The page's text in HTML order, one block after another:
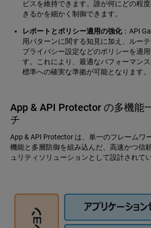
ビスを維持できます。誰が何にどの程
きるかを細かく制御できます。
レポートとポリシー適用の強化：API
用パターンに関する知見に加え、ルー
プライバシー設定などのポリシーを適
す。これにより、最適なパフォーマン
標準への確実な準拠が可能となります。
App & API Protector の多機能
チ
App & API Protector は、単一のフレームワ
機能と多層防御を組み込んだ、高速かつ信
ュリティソリューションとして設計されて